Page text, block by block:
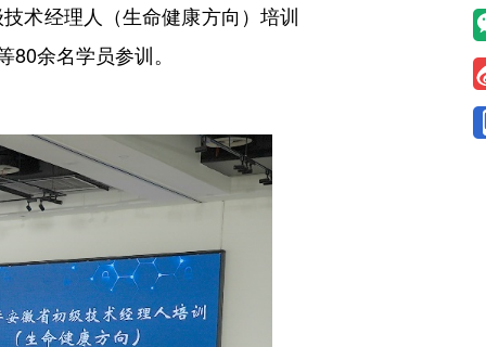
术经理人（生命健康方向）培训
余名学员参训。